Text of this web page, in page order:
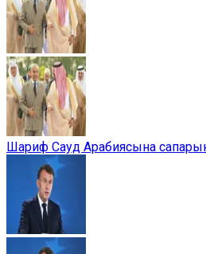
Шариф Сауд Арабиясына